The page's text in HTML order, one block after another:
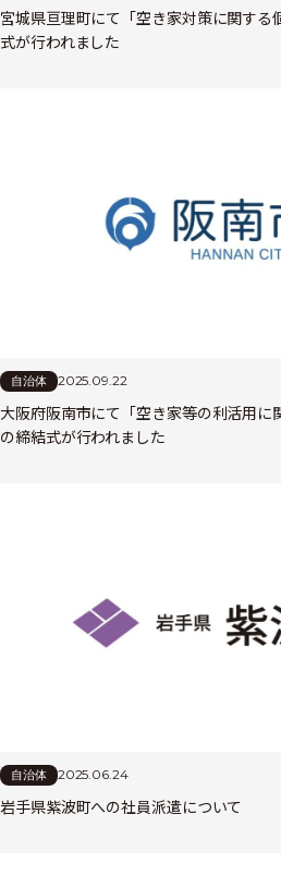
宮城県亘理町にて「空き家対策に関する
式が行われました
自治体 2025.09.22
大阪府阪南市にて「空き家等の利活用に
の締結式が行われました
自治体 2025.06.24
岩手県紫波町への社員派遣について